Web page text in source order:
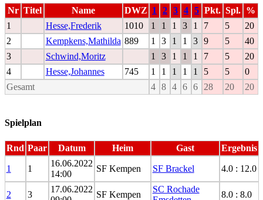
Nr Titel Name DWZ 1 2 3 4 5 Pkt. Spl. %
1
Hesse,Frederik 1010 1 1 1 3 1 7 5
20
2
Kempkens,Mathilda 889 1 3 1 1 3 9 5
40
3
Schwind,Moritz 1 3 1 1 1 7 5
20
4
Hesse,Johannes 745 1 1 1 1 1 5 5
0
Gesamt
4 8 4 6 6 28 20 20
Spielplan
Rnd Paar Datum Heim Gast Ergebnis
1 1
16.06.2022
14:00
SF Kempen SF Brackel 4.0 : 12.0
2 3
17.06.2022
SF Kempen
SC Rochade
8.0 : 8.0